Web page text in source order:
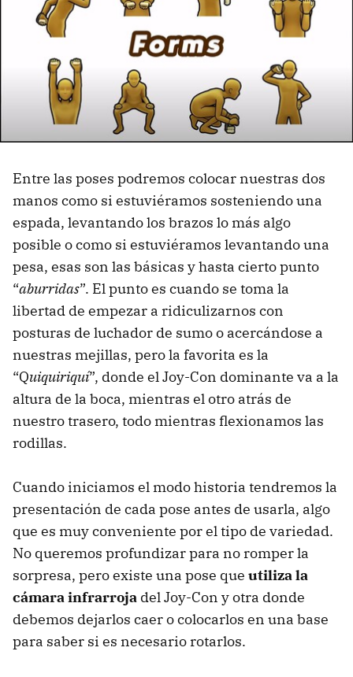
Entre las poses podremos colocar nuestras dos
manos como si estuviéramos sosteniendo una
espada, levantando los brazos lo más algo
posible o como si estuviéramos levantando una
pesa, esas son las básicas y hasta cierto punto
“aburridas”. El punto es cuando se toma la
libertad de empezar a ridiculizarnos con
posturas de luchador de sumo o acercándose a
nuestras mejillas, pero la favorita es la
“Quiquiriquí”, donde el Joy-Con dominante va a la
altura de la boca, mientras el otro atrás de
nuestro trasero, todo mientras flexionamos las
rodillas.
Cuando iniciamos el modo historia tendremos la
presentación de cada pose antes de usarla, algo
que es muy conveniente por el tipo de variedad.
No queremos profundizar para no romper la
sorpresa, pero existe una pose que utiliza la
cámara infrarroja del Joy-Con y otra donde
debemos dejarlos caer o colocarlos en una base
para saber si es necesario rotarlos.